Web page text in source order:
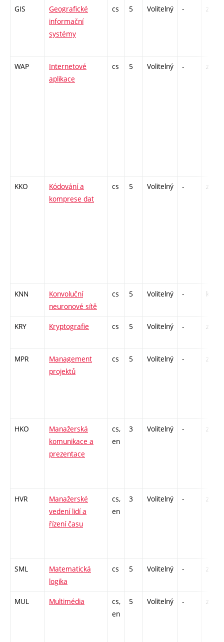
GIS
Geografické
informační
systémy
cs 5 Volitelný - zá,zk
WAP
Internetové
aplikace
cs 5 Volitelný - zá,zk
KKO
Kódování a
komprese dat
cs 5 Volitelný - zá,zk
KNN
Konvoluční
neuronové sítě
cs 5 Volitelný - kl
KRY Kryptografie cs 5 Volitelný - zá,zk
MPR
Management
projektů
cs 5 Volitelný - zá,zk
HKO
Manažerská
komunikace a
prezentace
cs,
en
3 Volitelný - zá
HVR
Manažerské
vedení lidí a
řízení času
cs,
en
3 Volitelný - zá
SML
Matematická
logika
cs 5 Volitelný - zá,zk
MUL Multimédia
cs,
en
5 Volitelný - zk